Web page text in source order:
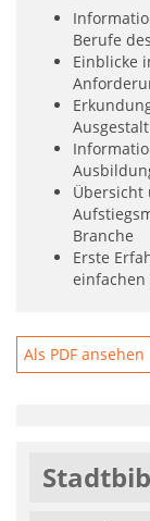
Berufe
Einblicke
Übersicht
Branche
Erste
Als PDF ansehen